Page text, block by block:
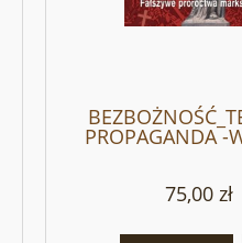
PROPAGANDA -
75,00 zł